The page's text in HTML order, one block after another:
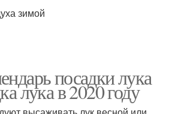
зимой
посадки лука
лука в 2020 году